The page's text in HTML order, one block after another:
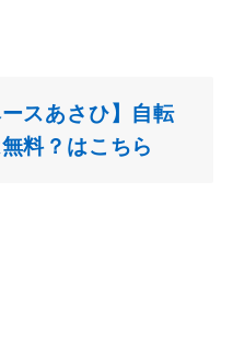
スあさひ】自転
料？はこちら